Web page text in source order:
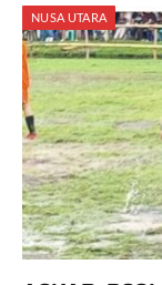
NUSA UTARA